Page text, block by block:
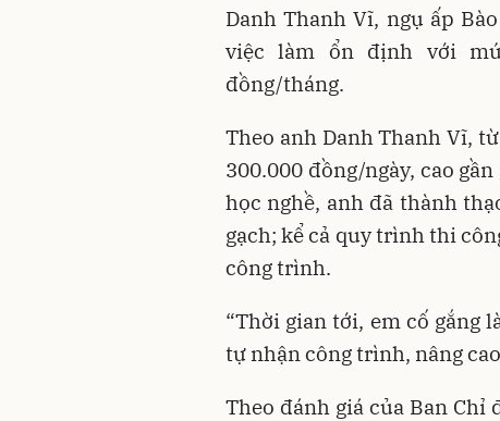
Danh Thanh Vĩ, ngụ ấp
việc làm ổn định với
đồng/tháng.
Theo anh Danh Thanh Vĩ,
300.000 đồng/ngày, cao
học nghề, anh đã thành
gạch; kể cả quy trình thi
công trình.
“Thời gian tới, em cố gắng
tự nhận công trình, nâng
Theo đánh giá của Ban Chỉ